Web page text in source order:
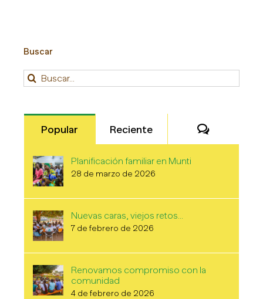
Buscar
Buscar:
Popular Reciente
Planificación familiar en Munti
28 de marzo de 2026
Nuevas caras, viejos retos…
7 de febrero de 2026
Renovamos compromiso con la
comunidad
4 de febrero de 2026